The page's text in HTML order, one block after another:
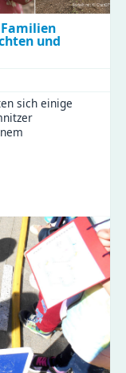
und
sich einige